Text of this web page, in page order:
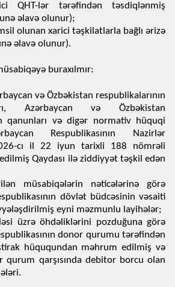
QHT-lər tərəfindən təsdiqlənmiş
əlavə olunur);
olunan xarici təşkilatlarla bağlı ərizə
əlavə olunur).
buraxılmır:
və Özbəkistan respublikalarının
Azərbaycan və Özbəkistan
qanunları və digər normativ hüquqi
Respublikasının Nazirlər
cı il 22 iyun tarixli 188 nömrəli
Qaydası ilə ziddiyyət təşkil edən
müsabiqələrin nəticələrinə görə
dövlət büdcəsinin vəsaiti
eyni məzmunlu layihələr;
üzrə öhdəliklərini pozduğuna görə
donor qurumu tərəfindən
hüququndan məhrum edilmiş və
qurum qarşısında debitor borcu olan